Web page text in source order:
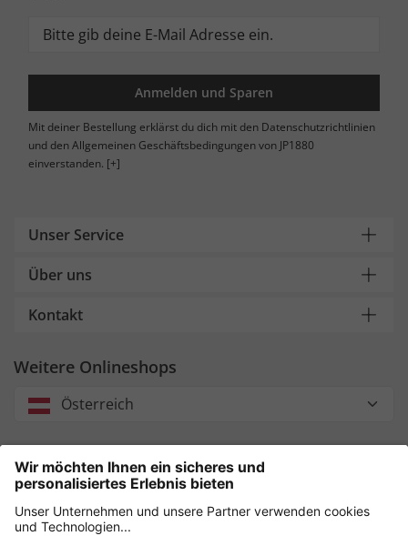
Anmelden und Sparen
Mit deiner Bestellung erklärst du dich mit den Datenschutzrichtlinien
und den Allgemeinen Geschäftsbedingungen von JP1880
einverstanden. [+]
Unser Service
Über uns
Kontakt
Weitere Onlineshops
Österreich
Unsere Zahlungsarten
Sicher einkaufen mit